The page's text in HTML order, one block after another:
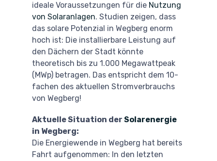
ideale Voraussetzungen für die Nutzung
von Solaranlagen. Studien zeigen, dass
das solare Potenzial in Wegberg enorm
hoch ist: Die installierbare Leistung auf
den Dächern der Stadt könnte
theoretisch bis zu 1.000 Megawattpeak
(MWp) betragen. Das entspricht dem 10-
fachen des aktuellen Stromverbrauchs
von Wegberg!
Aktuelle Situation derSolarenergie
in Wegberg:
Die Energiewende in Wegberg hat bereits
Fahrt aufgenommen: In den letzten